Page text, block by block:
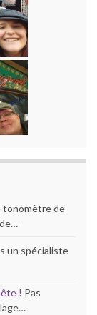
tonomètre de
un spécialiste
! Pas